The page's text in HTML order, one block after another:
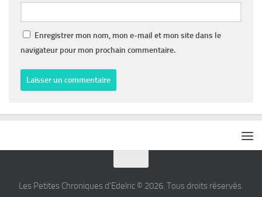
Enregistrer mon nom, mon e-mail et mon site dans le
navigateur pour mon prochain commentaire.
Les Petites Chroniques d'Edelric © 2026. Tous droits réservés.